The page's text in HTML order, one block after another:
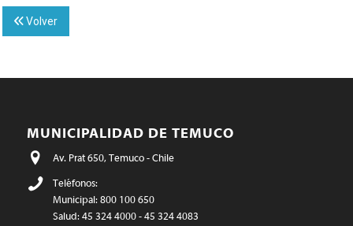
Volver
MUNICIPALIDAD DE TEMUCO
Av. Prat 650, Temuco - Chile
Teléfonos:
Municipal: 800 100 650
Salud: 45 324 4000 - 45 324 4083